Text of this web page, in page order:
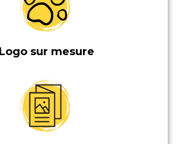
Logo sur mesure